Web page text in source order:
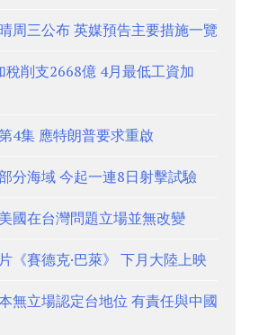
周三公布 英媒預告主要措施一覽
稅削支2668億 4月最低工資加
4集 應特朗普要求重啟
分海域 今起一連8日射擊試驗
國在台灣問題立場並無改變
《賽德克·巴萊》 下月大陸上映
無立場認定台地位 有責任與中國